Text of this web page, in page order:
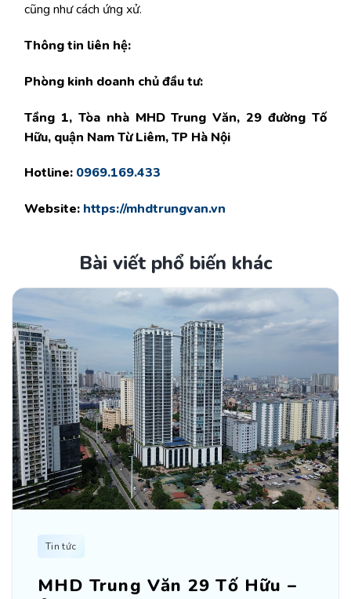
cũng như cách ứng xử.
Thông tin liên hệ:
Phòng kinh doanh chủ đầu tư:
Tầng 1, Tòa nhà MHD Trung Văn, 29 đường Tố
Hữu, quận Nam Từ Liêm, TP Hà Nội
Hotline: 0969.169.433
Website: https://mhdtrungvan.vn
Bài viết phổ biến khác
Tin tức
MHD Trung Văn 29 Tố Hữu –